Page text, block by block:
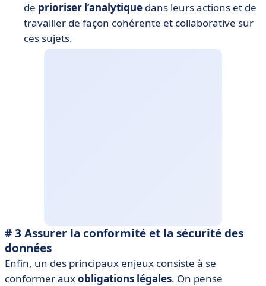
de prioriser l’analytique dans leurs actions et de
travailler de façon cohérente et collaborative sur
ces sujets.
# 3 Assurer la conformité et la sécurité des
données
Enfin, un des principaux enjeux consiste à se
conformer auxobligations légales. On pense